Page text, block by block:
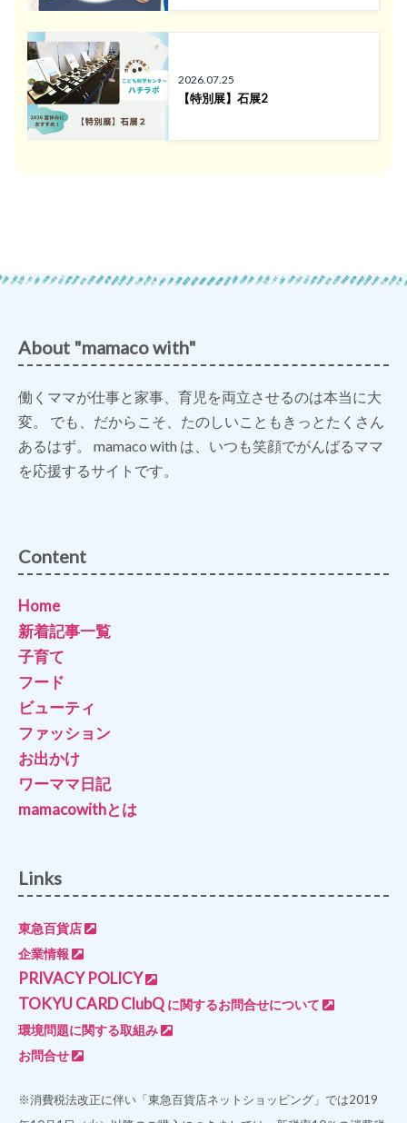
2026.07.25
【特別展】石展2
About "mamaco with"
働くママが仕事と家事、育児を両立させるのは本当に大
変。 でも、だからこそ、たのしいこともきっとたくさん
あるはず。 mamaco with は、いつも笑顔でがんばるママ
を応援するサイトです。
Content
Home
新着記事一覧
子育て
フード
ビューティ
ファッション
お出かけ
ワーママ日記
mamacowithとは
Links
東急百貨店
企業情報
PRIVACY POLICY
TOKYU CARD ClubQ に関するお問合せについて
環境問題に関する取組み
お問合せ
※消費税法改正に伴い「東急百貨店ネットショッピング」では2019